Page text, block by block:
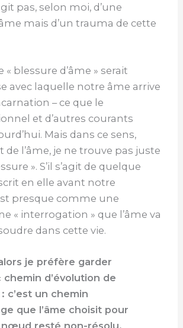
pas, selon moi, d’une
mais d’un trauma de cette
blessure d’âme » serait
avec laquelle notre âme arrive
– ce que le
et d’autres courants
Mais dans ce sens,
de l’âme, je ne trouve pas juste
». S’il s’agit de quelque
en elle avant notre
presque comme une
« interrogation » que l’âme va
dans cette vie.
je préfère garder
chemin d’évolution de
c’est un chemin
que l’âme choisit pour